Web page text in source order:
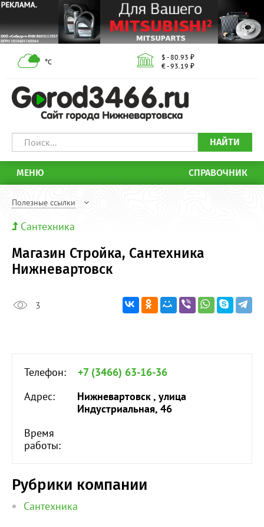
°С
$ - 80.93 ₽
€ - 93.19 ₽
НАЙТИ
МЕНЮ СПРАВОЧНИК
Полезные ссылки
Сантехника
Магазин Стройка, Сантехника
Нижневартовск
3
Телефон:
+7 (3466) 63-16-36
Адрес:
Нижневартовск , улица
Индустриальная, 46
Время
работы:
Рубрики компании
Сантехника